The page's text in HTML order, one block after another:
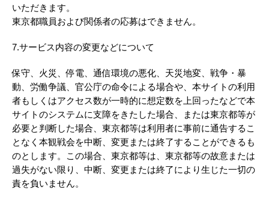
いただきます。
東京都職員および関係者の応募はできません。
7.サービス内容の変更などについて
保守、火災、停電、通信環境の悪化、天災地変、戦争・暴
動、労働争議、官公庁の命令による場合や、本サイトの利用
者もしくはアクセス数が一時的に想定数を上回ったなどで本
サイトのシステムに支障をきたした場合、または東京都等が
必要と判断した場合、東京都等は利用者に事前に通告するこ
となく本観戦会を中断、変更または終了することができるも
のとします。この場合、東京都等は、東京都等の故意または
過失がない限り、中断、変更または終了により生じた一切の
責を負いません。